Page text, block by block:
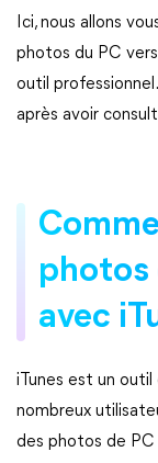
Ici, nous allons
photos du PC
outil
après avoir
photos
avec
iTunes est un
nombreux
des photos de PC